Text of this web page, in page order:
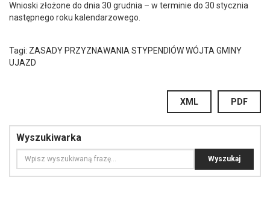
Wnioski złożone do dnia 30 grudnia – w terminie do 30 stycznia
następnego roku kalendarzowego.
Tagi: ZASADY PRZYZNAWANIA STYPENDIÓW WÓJTA GMINY
UJAZD
PDF
XML
Wyszukiwarka